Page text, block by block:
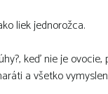
liek jednorožca.
?, keď nie je ovocie,
a všetko